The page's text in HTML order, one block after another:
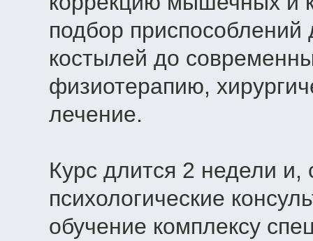
подбор приспособлений
костылей до
физиотерапию,
лечение.
Курс длится 2 недели и,
психологические
обучение комплексу